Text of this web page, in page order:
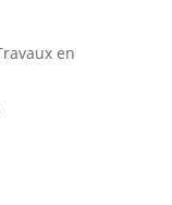
en